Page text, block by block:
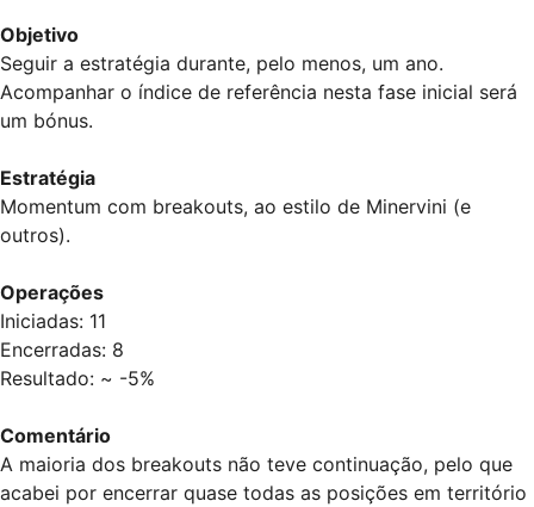
Objetivo
Seguir a estratégia durante, pelo menos, um ano.
Acompanhar o índice de referência nesta fase inicial será
um bónus.
Estratégia
Momentum com breakouts, ao estilo de Minervini (e
outros).
Operações
Iniciadas: 11
Encerradas: 8
Resultado: ~ -5%
Comentário
A maioria dos breakouts não teve continuação, pelo que
acabei por encerrar quase todas as posições em território